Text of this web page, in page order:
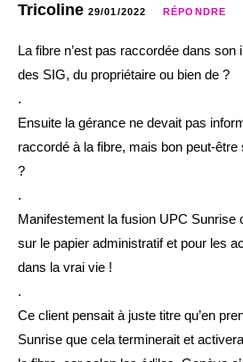
Tricoline 29/01/2022 RÉPONDRE
La fibre n’est pas raccordée dans son
des SIG, du propriétaire ou bien de ?
.
Ensuite la gérance ne devait pas
raccordé à la fibre, mais bon peut-
?
.
Manifestement la fusion UPC Sunrise
sur le papier administratif et pour les
dans la vrai vie !
.
Ce client pensait à juste titre qu’en
Sunrise que cela terminerait et